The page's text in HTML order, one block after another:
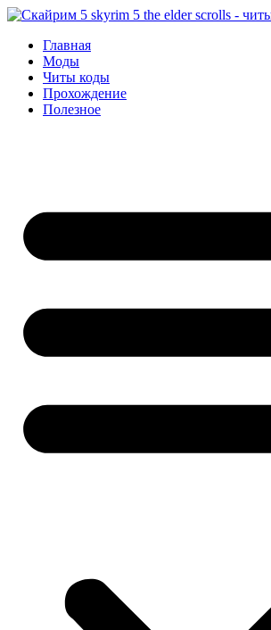
Перейти
содержимому
Главная
Моды
Читы коды
Прохождение
Полезное